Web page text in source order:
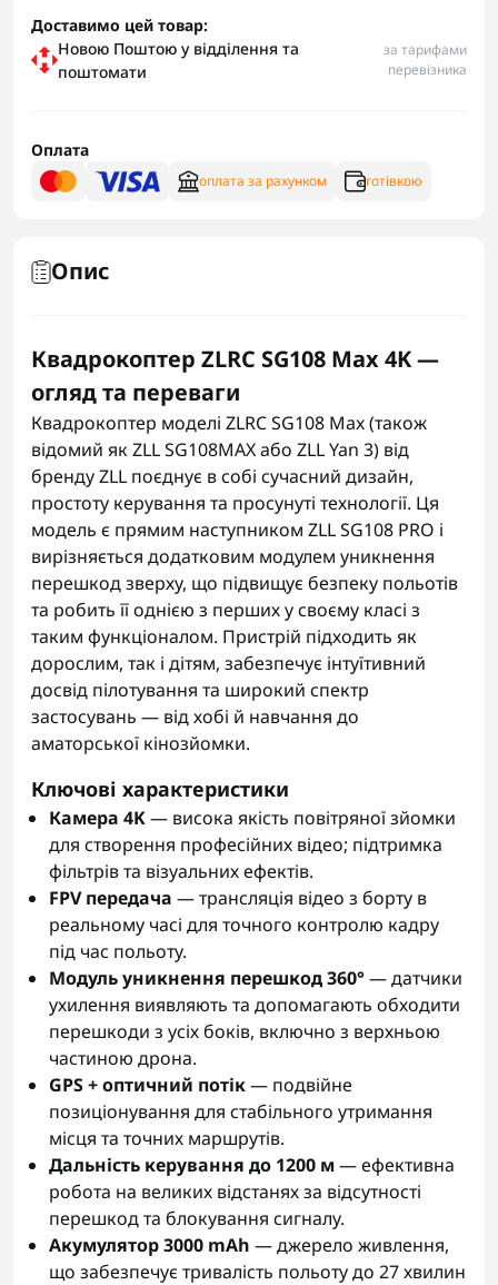
Доставимо цей товар:
Новою Поштою у відділення та
поштомати
за тарифами
перевізника
Оплата
оплата за рахунком готівкою
Опис
Квадрокоптер ZLRC SG108 Max 4K —
огляд та переваги
Квадрокоптер моделі ZLRC SG108 Max (також
відомий як ZLL SG108MAX або ZLL Yan 3) від
бренду ZLL поєднує в собі сучасний дизайн,
простоту керування та просунуті технології. Ця
модель є прямим наступником ZLL SG108 PRO і
вирізняється додатковим модулем уникнення
перешкод зверху, що підвищує безпеку польотів
та робить її однією з перших у своєму класі з
таким функціоналом. Пристрій підходить як
дорослим, так і дітям, забезпечує інтуїтивний
досвід пілотування та широкий спектр
застосувань — від хобі й навчання до
аматорської кінозйомки.
Ключові характеристики
Камера 4K— висока якість повітряної зйомки
для створення професійних відео; підтримка
фільтрів та візуальних ефектів.
FPV передача — трансляція відео з борту в
реальному часі для точного контролю кадру
під час польоту.
Модуль уникнення перешкод 360°— датчики
ухилення виявляють та допомагають обходити
перешкоди з усіх боків, включно з верхньою
частиною дрона.
GPS + оптичний потік— подвійне
позиціонування для стабільного утримання
місця та точних маршрутів.
Дальність керування до 1200 м— ефективна
робота на великих відстанях за відсутності
перешкод та блокування сигналу.
Акумулятор 3000 mAh — джерело живлення,
що забезпечує тривалість польоту до 27 хвилин